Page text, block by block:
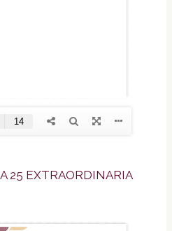
25 EXTRAORDINARIA